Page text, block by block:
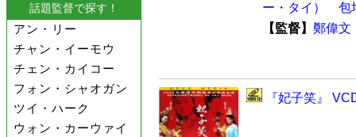
話題監督で探す！
アン・リー
チャン・イーモウ
チェン・カイコー
フォン・シャオガン
ツイ・ハーク
ウォン・カーウァイ
ー・タイ）
包
【監督】 鄭偉文
『妃子笑』